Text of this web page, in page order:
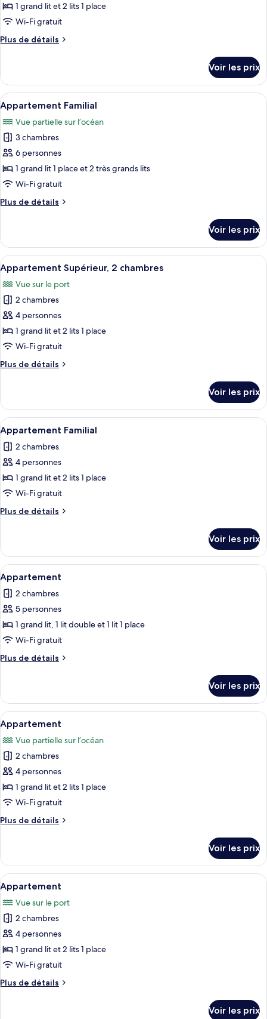
balcon,
vue
mer
ce
type
chambre :
1 grand lit et 2 lits 1 place
Wi-Fi gratuit
Plus de détails
Plus
le
type
de
chambre
Appartement
Deluxe
Voir les prix
Afficher
toutes
les
photos
pour
ce
type
chambre :
Un lit bien fait, avec une couette et
17
Appartement Familial
Vue partielle sur l’océan
3 chambres
6 personnes
1 grand lit 1 place et 2 très grands lits
Wi-Fi gratuit
Plus de détails
Plus
le
type
de
chambre
Appartement
Familial
Voir les prix
Afficher
toutes
les
photos
pour
ce
type
chambre :
2
chambres
Un salon chaleureux avec un
6
Appartement Supérieur, 2 chambres
Vue sur le port
2 chambres
4 personnes
1 grand lit et 2 lits 1 place
Wi-Fi gratuit
Plus de détails
Plus
le
type
de
chambre
Appartement
Supérieur,
chambres
Voir les prix
Afficher
toutes
les
photos
pour
ce
type
de
Appartement
Familial
Appartement Familial | Fer et
4
Appartement Familial
2 chambres
4 personnes
1 grand lit et 2 lits 1 place
Wi-Fi gratuit
Plus de détails
Plus
le
type
de
chambre
Appartement
Familial
Voir les prix
Afficher
toutes
les
photos
pour
ce
type
de
Appartement
Un salon moderne avec un canapé
2
Appartement
2 chambres
5 personnes
1 grand lit, 1 lit double et 1 lit 1 place
Wi-Fi gratuit
Plus de détails
Plus
le
type
de
chambre
Appartement
Voir les prix
Afficher
toutes
les
photos
pour
ce
type
chambre :
Un salon avec un canapé blanc, une
1
Appartement
Vue partielle sur l’océan
2 chambres
4 personnes
1 grand lit et 2 lits 1 place
Wi-Fi gratuit
Plus de détails
Plus
le
type
de
chambre
Appartement
Voir les prix
Afficher
toutes
les
photos
pour
ce
type
chambre :
Un salon moderne avec un canapé
1
Appartement
Vue sur le port
2 chambres
4 personnes
1 grand lit et 2 lits 1 place
Wi-Fi gratuit
Plus de détails
Plus
Voir les prix